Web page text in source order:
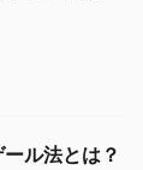
ル法とは？